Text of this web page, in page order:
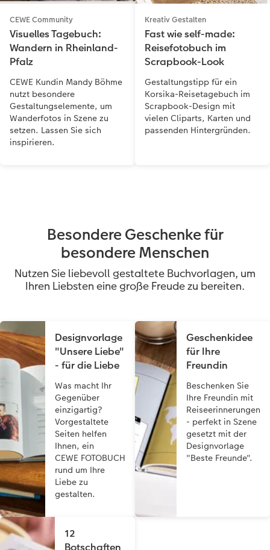
CEWE Community
Visuelles Tagebuch:
Wandern in Rheinland-
Pfalz
CEWE Kundin Mandy Böhme
nutzt besondere
Gestaltungselemente, um
Wanderfotos in Szene zu
setzen. Lassen Sie sich
inspirieren.
Kreativ Gestalten
Fast wie self-made:
Reisefotobuch im
Scrapbook-Look
Gestaltungstipp für ein
Korsika-Reisetagebuch im
Scrapbook-Design mit
vielen Cliparts, Karten und
passenden Hintergründen.
Besondere Geschenke für
besondere Menschen
Nutzen Sie liebevoll gestaltete Buchvorlagen, um
Ihren Liebsten eine große Freude zu bereiten.
Designvorlage
"Unsere Liebe"
- für die Liebe
Was macht Ihr
Gegenüber
einzigartig?
Vorgestaltete
Seiten helfen
Ihnen, ein
CEWE FOTOBUCH
rund um Ihre
Liebe zu
gestalten.
Geschenkidee
für Ihre
Freundin
Beschenken Sie
Ihre Freundin mit
Reiseerinnerungen
- perfekt in Szene
gesetzt mit der
Designvorlage
"Beste Freunde".
12